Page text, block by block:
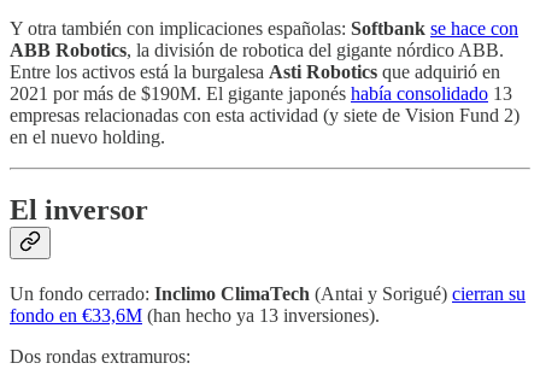
Y otra también con implicaciones españolas: Softbank se hace con
ABB Robotics, la división de robotica del gigante nórdico ABB.
Entre los activos está la burgalesa Asti Robotics que adquirió en
2021 por más de $190M. El gigante japonés había consolidado 13
empresas relacionadas con esta actividad (y siete de Vision Fund 2)
en el nuevo holding.
El inversor
Un fondo cerrado: Inclimo ClimaTech (Antai y Sorigué) cierran su
fondo en €33,6M (han hecho ya 13 inversiones).
Dos rondas extramuros: